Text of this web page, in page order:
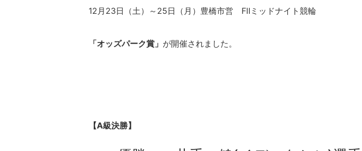
12月23日（土）～25日（月）豊橋市営 FⅡミッドナイト競輪
「オッズパーク賞」 が開催されました。
【A級決勝】